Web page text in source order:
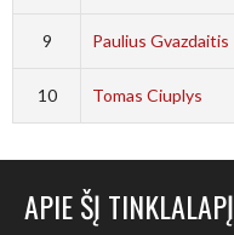
9 Paulius Gvazdaitis
10 Tomas Ciuplys
APIE ŠĮ TINKLALAPĮ